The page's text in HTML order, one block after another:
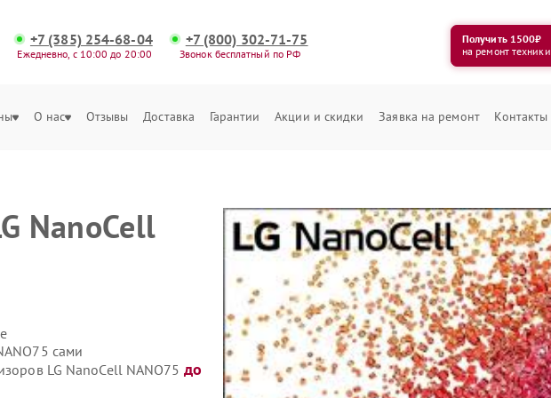
+7 (385) 254-68-04
Ежедневно, с 10:00 до 20:00
+7 (800) 302-71-75
Звонок бесплатный по РФ
Получить 1500₽
на ремонт техники
О нас Отзывы Доставка Гарантии Акции и скидки Заявка на ремонт Контакты
NanoCell
сами
LG NanoCell NANO75 до